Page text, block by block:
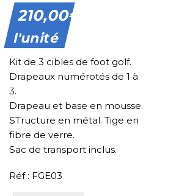
210,00€
l'unité
Kit de 3 cibles de foot golf.
Drapeaux numérotés de 1 à
3.
Drapeau et base en mousse.
STructure en métal. Tige en
fibre de verre.
Sac de transport inclus.
Réf : FGE03